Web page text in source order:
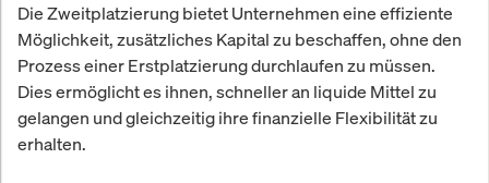
Die Zweitplatzierung bietet Unternehmen eine effiziente
Möglichkeit, zusätzliches Kapital zu beschaffen, ohne den
Prozess einer Erstplatzierung durchlaufen zu müssen.
Dies ermöglicht es ihnen, schneller an liquide Mittel zu
gelangen und gleichzeitig ihre finanzielle Flexibilität zu
erhalten.